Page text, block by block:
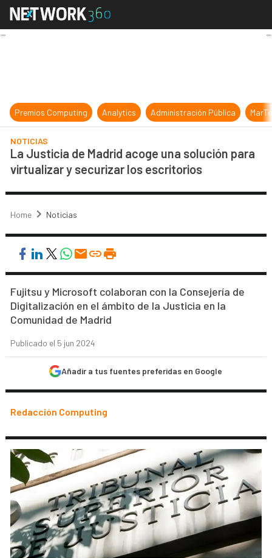
La Justicia de Madrid acoge una
Premios Computing Analytics Administración Pública
NOTICIAS
La Justicia de Madrid acoge una solución para
virtualizar y securizar los escritorios
Home Noticias
Fujitsu y Microsoft colaboran con la Consejería de
Digitalización en el ámbito de la Justicia en la
Comunidad de Madrid
Publicado el 5 jun 2024
Añadir a tus fuentes preferidas en Google
Redacción Computing